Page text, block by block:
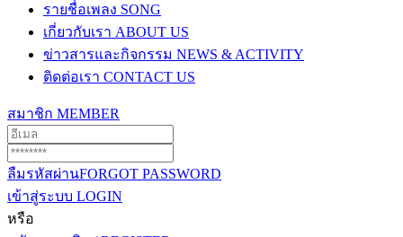
รายชื่อเพลง SONG
เกี่ยวกับเรา ABOUT US
ข่าวสารและกิจกรรม NEWS & ACTIVITY
ติดต่อเรา CONTACT US
สมาชิก MEMBER
ลืมรหัสผ่านFORGOT PASSWORD
เข้าสู่ระบบ LOGIN
หรือ